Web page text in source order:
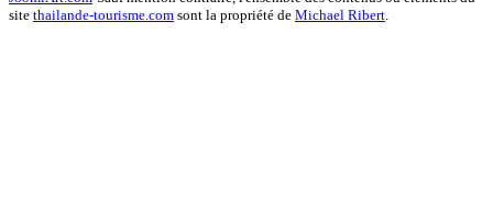
site thailande-tourisme.com sont la propriété de Michael Ribert